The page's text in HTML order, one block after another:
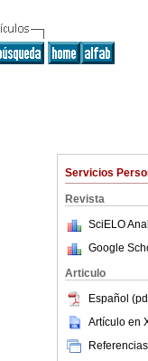
Servicios
Revista
SciELO
Google
Articulo
Español
Artículo en